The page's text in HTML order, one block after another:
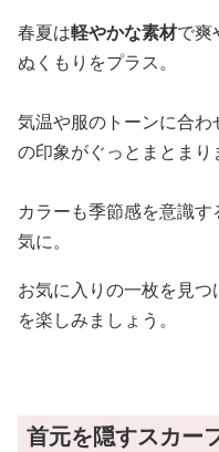
春夏は軽やかな素材で爽
ぬくもりをプラス。
気温や服のトーンに合
の印象がぐっとまとまり
カラーも季節感を意識
気に。
お気に入りの一枚を見
を楽しみましょう。
首元を隠すスカー